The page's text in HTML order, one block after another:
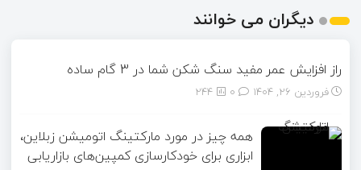
دیگران می خوانند
راز افزایش عمر مفید سنگ‌ شکن شما در 3 گام ساده
فروردین ۲۶, ۱۴۰۴ 244
همه چیز در مورد مارکتینگ اتومیشن زبلاین،
ابزاری برای خودکارسازی کمپین‌های بازاریابی